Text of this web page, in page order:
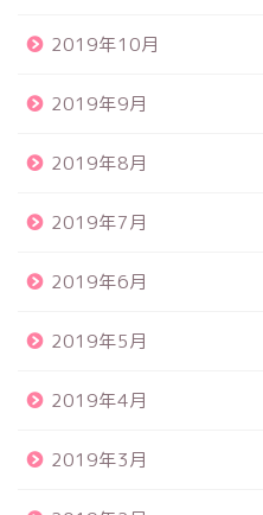
2019年10月
2019年9月
2019年8月
2019年7月
2019年6月
2019年5月
2019年4月
2019年3月